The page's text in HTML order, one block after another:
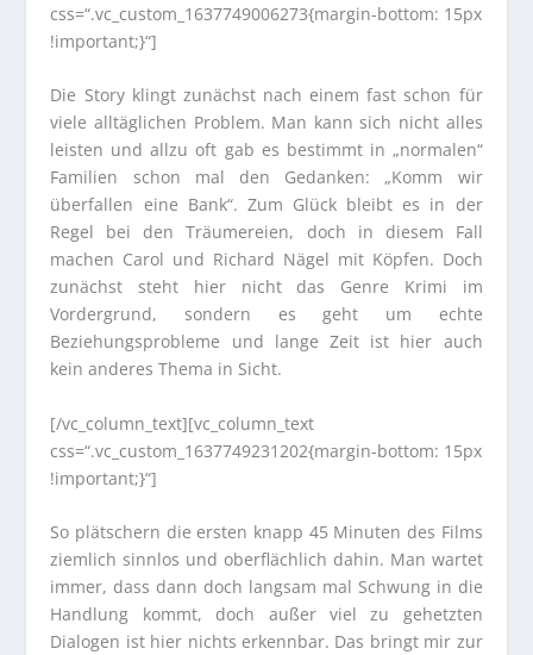
css=“.vc_custom_1637749006273{margin-bottom: 15px
!important;}“]
Die Story klingt zunächst nach einem fast schon für
viele alltäglichen Problem. Man kann sich nicht alles
leisten und allzu oft gab es bestimmt in „normalen“
Familien schon mal den Gedanken: „Komm wir
überfallen eine Bank“. Zum Glück bleibt es in der
Regel bei den Träumereien, doch in diesem Fall
machen Carol und Richard Nägel mit Köpfen. Doch
zunächst steht hier nicht das Genre Krimi im
Vordergrund, sondern es geht um echte
Beziehungsprobleme und lange Zeit ist hier auch
kein anderes Thema in Sicht.
[/vc_column_text][vc_column_text
css=“.vc_custom_1637749231202{margin-bottom: 15px
!important;}“]
So plätschern die ersten knapp 45 Minuten des Films
ziemlich sinnlos und oberflächlich dahin. Man wartet
immer, dass dann doch langsam mal Schwung in die
Handlung kommt, doch außer viel zu gehetzten
Dialogen ist hier nichts erkennbar. Das bringt mir zur